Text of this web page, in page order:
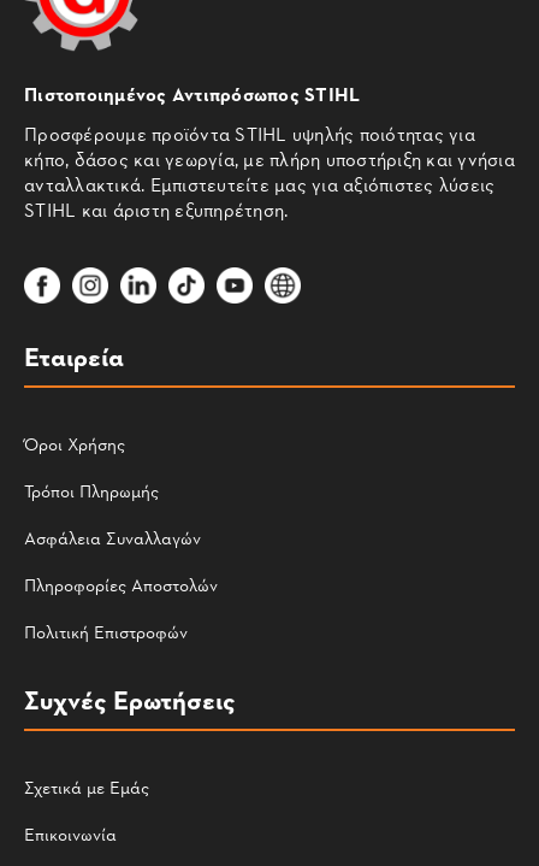
Πιστοποιημένος Αντιπρόσωπος STIHL
Προσφέρουμε προϊόντα STIHL υψηλής ποιότητας για
κήπο, δάσος και γεωργία, με πλήρη υποστήριξη και γνήσια
ανταλλακτικά. Εμπιστευτείτε μας για αξιόπιστες λύσεις
STIHL και άριστη εξυπηρέτηση.
Εταιρεία
Όροι Χρήσης
Τρόποι Πληρωμής
Ασφάλεια Συναλλαγών
Πληροφορίες Αποστολών
Πολιτική Επιστροφών
Συχνές Ερωτήσεις
Σχετικά με Εμάς
Επικοινωνία